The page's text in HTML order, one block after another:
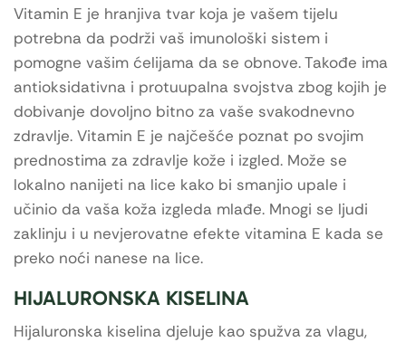
Vitamin E je hranjiva tvar koja je vašem tijelu
potrebna da podrži vaš imunološki sistem i
pomogne vašim ćelijama da se obnove. Takođe ima
antioksidativna i protuupalna svojstva zbog kojih je
dobivanje dovoljno bitno za vaše svakodnevno
zdravlje. Vitamin E je najčešće poznat po svojim
prednostima za zdravlje kože i izgled. Može se
lokalno nanijeti na lice kako bi smanjio upale i
učinio da vaša koža izgleda mlađe. Mnogi se ljudi
zaklinju i u nevjerovatne efekte vitamina E kada se
preko noći nanese na lice.
HIJALURONSKA KISELINA
Hijaluronska kiselina djeluje kao spužva za vlagu,